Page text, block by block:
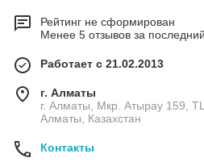
Рейтинг не сформирован
Менее 5 отзывов за
Работает с 21.02.2013
г. Алматы
г. Алматы, Мкр. Атырау 159,
Алматы, Казахстан
Контакты